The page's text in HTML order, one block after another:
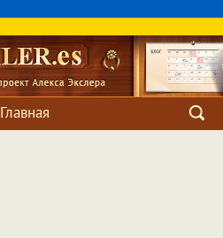
Главная